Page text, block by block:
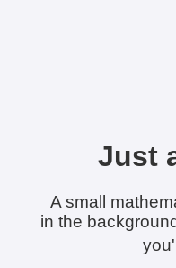
Just
A small
in the